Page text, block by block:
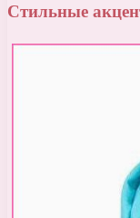
Стильные